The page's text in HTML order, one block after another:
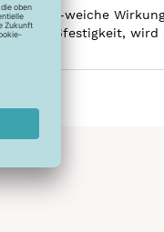
weiche
Reißfestigkeit,